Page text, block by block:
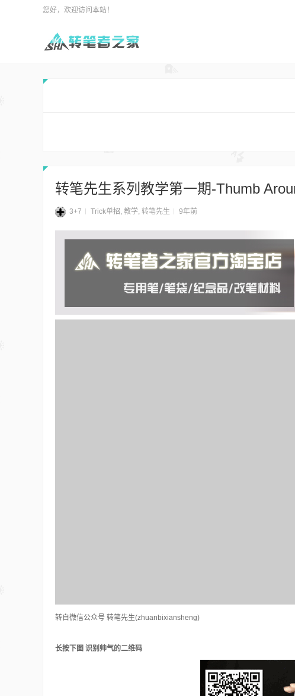
您好，欢迎访问本站！
转笔先生系列教学第一期-Thumb
3+7 Trick单招, 教学, 转笔先生 9年前
转自微信公众号 转笔先生(zhuanbixiansheng)
长按下图 识别帅气的二维码